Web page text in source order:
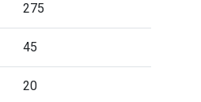
275
45
20